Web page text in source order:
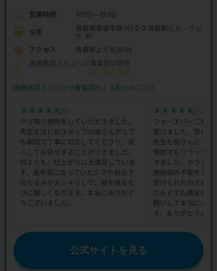
営業時間 10:00～19:00
住所
青森県青森市柳川1-2-3 青森駅ビル・ラビ
ナ 4F
アクセス
青森駅より徒歩1分
湘南美容クリニック青森院の院長
堀川 智之 医師
湘南美容クリニック青森院のくま取りの口コミ
★★★★★
★★★★★(5)
クマ取り施術をしていただきました。
先生をはじめスタッフの皆さんがとて
も親切で丁寧に対応してくださり、安
心してお任せすることができました。
何よりも、仕上がりに大満足していま
す。長年気になっていたクマや目の下
のたるみがスッキリして、鏡を見るた
びに嬉しくなります。本当にありがと
うございました。
★★★★★
★★★★★(5)
フォーエバー二重
受けました。受付
先生も皆さんとても
相談でもリラック
きました。カウン
施術前の不安をし
受けられたので安
にもとても満足して
願いして本当によ
す。ありがとうござ
公式サイトを見る